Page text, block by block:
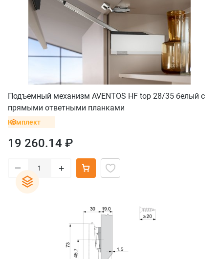
Подъемный механизм AVENTOS HF top 28/35 белый с
прямыми ответными планками
Комплект
19 260.14 ₽
– +